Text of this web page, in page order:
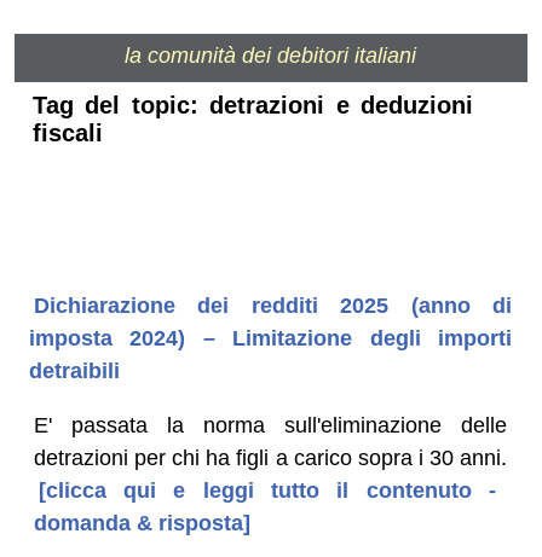
la comunità dei debitori italiani
Tag del topic: detrazioni e deduzioni
fiscali
Dichiarazione dei redditi 2025 (anno di
imposta 2024) – Limitazione degli importi
detraibili
E' passata la norma sull'eliminazione delle
detrazioni per chi ha figli a carico sopra i 30 anni.
[clicca qui e leggi tutto il contenuto -
domanda & risposta]